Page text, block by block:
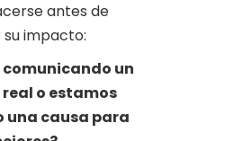
antes de
impacto:
comunicando un
o estamos
una causa para